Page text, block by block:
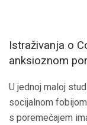
Istraživanja o
anksioznom
U jednoj maloj
socijalnom
s poremećajem